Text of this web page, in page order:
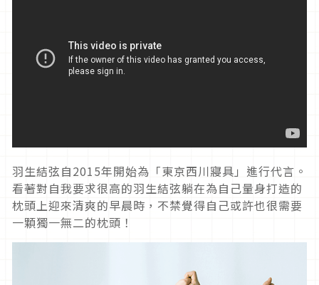
羽生結弦自2015年開始為「東京西川寢具」進行代言。
看著對自我要求很高的羽生結弦躺在為自己量身打造的
枕頭上迎來清爽的早晨時，不禁覺得自己或許也很需要
一顆獨一無二的枕頭！